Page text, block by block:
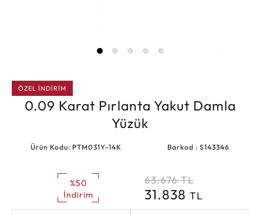
ÖZEL İNDİRİM
0.09 Karat Pırlanta Yakut Damla
Yüzük
Ürün Kodu: PTM031Y-14K Barkod : S143346
%50
İndirim
63.676 TL
31.838 TL